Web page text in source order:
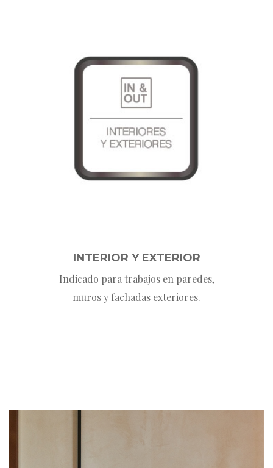
INTERIOR Y EXTERIOR
Indicado para trabajos en paredes,
muros y fachadas exteriores.